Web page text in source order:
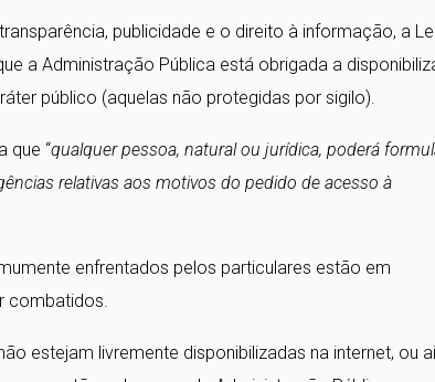
publicidade e o direito à informação, a
a Administração Pública está obrigada a
público (aquelas não protegidas por sigilo).
que “qualquer pessoa, natural ou jurídica, poderá
relativas aos motivos do pedido de acesso à
enfrentados pelos particulares estão em
combatidos.
estejam livremente disponibilizadas na internet, ou